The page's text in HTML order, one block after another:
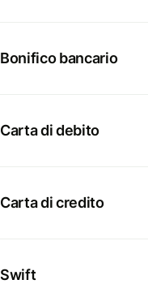
Bonifico bancario
Carta di debito
Carta di credito
Swift